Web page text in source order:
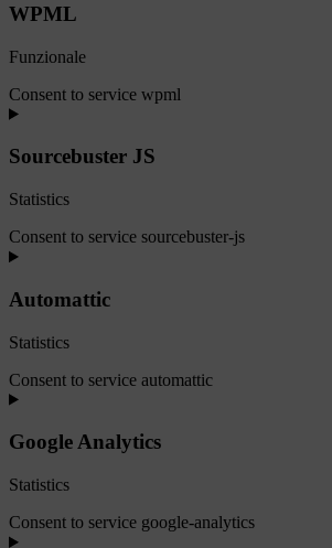
WPML
Funzionale
Consent to service wpml
Sourcebuster JS
Statistics
Consent to service sourcebuster-js
Automattic
Statistics
Consent to service automattic
Google Analytics
Statistics
Consent to service google-analytics